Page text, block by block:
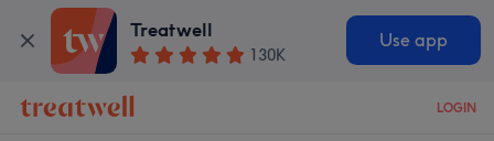
Treatwell
130K
Use app
LOGIN